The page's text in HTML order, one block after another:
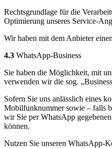
Rechtsgrundlage für die
Optimierung unseres Service-
Wir haben mit dem Anbieter
4.3 WhatsApp-Business
Sie haben die Möglichkeit, mit
verwenden wir die sog.
Sofern Sie uns anlässlich eines
Mobilfunknummer sowie – falls
wir Sie per WhatsApp
können.
Nutzen Sie unseren WhatsApp-